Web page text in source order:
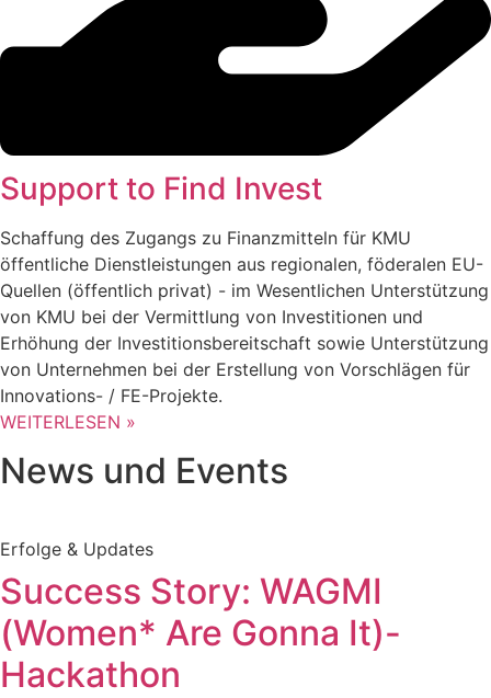
Support to Find Invest
Schaffung des Zugangs zu Finanzmitteln für KMU
öffentliche Dienstleistungen aus regionalen, föderalen EU-
Quellen (öffentlich privat) - im Wesentlichen Unterstützung
von KMU bei der Vermittlung von Investitionen und
Erhöhung der Investitionsbereitschaft sowie Unterstützung
von Unternehmen bei der Erstellung von Vorschlägen für
Innovations- / FE-Projekte.
WEITERLESEN »
News und Events
Erfolge & Updates
Success Story: WAGMI
(Women* Are Gonna It)-
Hackathon